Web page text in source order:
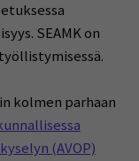
SEAMK on
kolmen parhaan
(AVOP)